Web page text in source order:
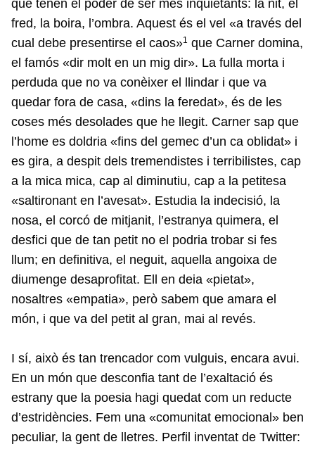
que tenen el poder de ser més inquietants: la nit, el
fred, la boira, l’ombra. Aquest és el vel «a través del
cual debe presentirse el caos»1 que Carner domina,
el famós «dir molt en un mig dir». La fulla morta i
perduda que no va conèixer el llindar i que va
quedar fora de casa, «dins la feredat», és de les
coses més desolades que he llegit. Carner sap que
l’home es doldria «fins del gemec d’un ca oblidat» i
es gira, a despit dels tremendistes i terribilistes, cap
a la mica mica, cap al diminutiu, cap a la petitesa
«saltironant en l’avesat». Estudia la indecisió, la
nosa, el corcó de mitjanit, l’estranya quimera, el
desfici que de tan petit no el podria trobar si fes
llum; en definitiva, el neguit, aquella angoixa de
diumenge desaprofitat. Ell en deia «pietat»,
nosaltres «empatia», però sabem que amara el
món, i que va del petit al gran, mai al revés.
I sí, això és tan trencador com vulguis, encara avui.
En un món que desconfia tant de l’exaltació és
estrany que la poesia hagi quedat com un reducte
d’estridències. Fem una «comunitat emocional» ben
peculiar, la gent de lletres. Perfil inventat de Twitter: